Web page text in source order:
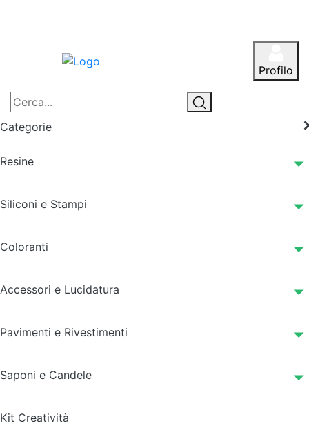
Profilo
Categorie
Resine
Siliconi e Stampi
Coloranti
Accessori e Lucidatura
Pavimenti e Rivestimenti
Saponi e Candele
Kit Creatività